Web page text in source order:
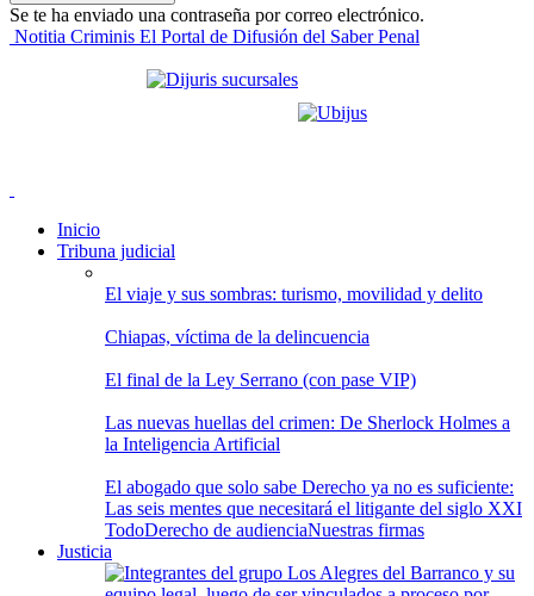
Se te ha enviado una contraseña por correo electrónico.
Notitia Criminis El Portal de Difusión del Saber Penal
Inicio
Tribuna judicial
El viaje y sus sombras: turismo, movilidad y delito
Chiapas, víctima de la delincuencia
El final de la Ley Serrano (con pase VIP)
Las nuevas huellas del crimen: De Sherlock Holmes a
la Inteligencia Artificial
El abogado que solo sabe Derecho ya no es suficiente:
Las seis mentes que necesitará el litigante del siglo XXI
TodoDerecho de audienciaNuestras firmas
Justicia